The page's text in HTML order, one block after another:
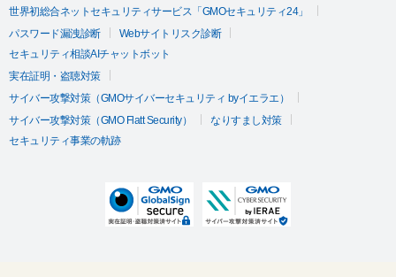
世界初総合ネットセキュリティサービス「GMOセキュリティ24」
パスワード漏洩診断
Webサイトリスク診断
セキュリティ相談AIチャットボット
実在証明・盗聴対策
サイバー攻撃対策（GMOサイバーセキュリティ byイエラエ）
サイバー攻撃対策（GMO Flatt Security）
なりすまし対策
セキュリティ事業の軌跡